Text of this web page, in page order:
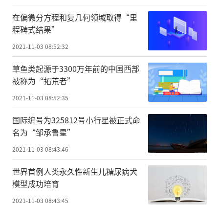
在偏微分方程和复几何领域取得“里
程碑式结果”
2021-11-03 08:52:32
草鱼类起源于3300万年前的中国西部
被称为“拓荒者”
2021-11-03 08:52:35
国际编号为325812号小行星被正式命
名为“邹承鲁星”
2021-11-03 08:43:46
世界首例人类永久性新生儿糖尿病犬
模型成功培育
2021-11-03 08:43:45